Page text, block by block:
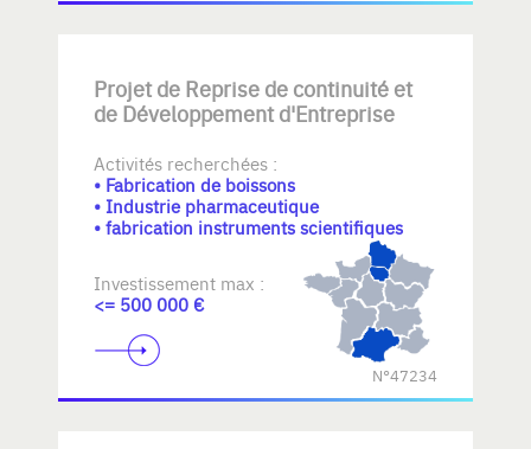
Projet de Reprise de continuité et
de Développement d'Entreprise
Activités recherchées :
• Fabrication de boissons
• Industrie pharmaceutique
• fabrication instruments scientifiques
Investissement max :
<= 500 000 €
N°47234